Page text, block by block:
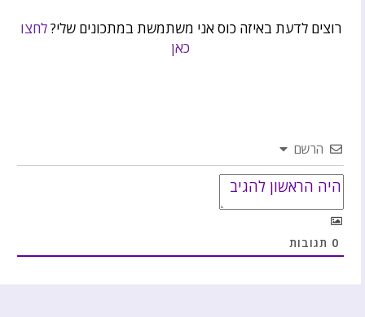
רוצים לדעת באיזה כוס אני משתמשת במתכונים שלי?לחצו
כאן
הרשם
0 תגובות